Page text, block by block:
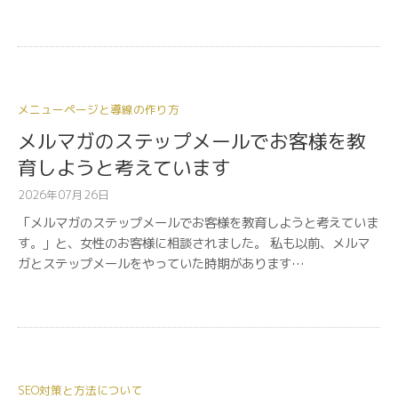
メニューページと導線の作り方
メルマガのステップメールでお客様を教
育しようと考えています
2026年07月26日
「メルマガのステップメールでお客様を教育しようと考えていま
す。」と、女性のお客様に相談されました。 私も以前、メルマ
ガとステップメールをやっていた時期があります…
SEO対策と方法について